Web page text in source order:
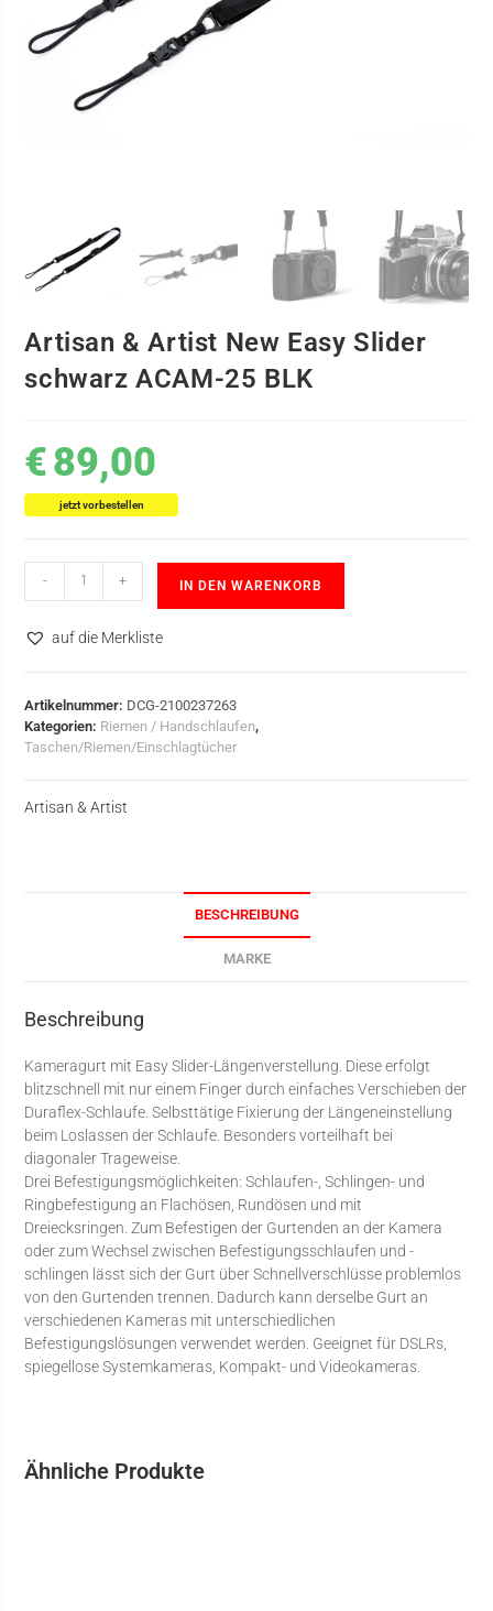
Artisan & Artist New Easy Slider
schwarz ACAM-25 BLK
€89,00
jetzt vorbestellen
- + IN DEN WARENKORB
auf die Merkliste
Artikelnummer: DCG-2100237263
Kategorien: Riemen / Handschlaufen,
Taschen/Riemen/Einschlagtücher
Artisan & Artist
BESCHREIBUNG
MARKE
Beschreibung
Kameragurt mit Easy Slider-Längenverstellung. Diese erfolgt
blitzschnell mit nur einem Finger durch einfaches Verschieben der
Duraflex-Schlaufe. Selbsttätige Fixierung der Längeneinstellung
beim Loslassen der Schlaufe. Besonders vorteilhaft bei
diagonaler Trageweise.
Drei Befestigungsmöglichkeiten: Schlaufen-, Schlingen- und
Ringbefestigung an Flachösen, Rundösen und mit
Dreiecksringen. Zum Befestigen der Gurtenden an der Kamera
oder zum Wechsel zwischen Befestigungsschlaufen und -
schlingen lässt sich der Gurt über Schnellverschlüsse problemlos
von den Gurtenden trennen. Dadurch kann derselbe Gurt an
verschiedenen Kameras mit unterschiedlichen
Befestigungslösungen verwendet werden. Geeignet für DSLRs,
spiegellose Systemkameras, Kompakt- und Videokameras.
Ähnliche Produkte